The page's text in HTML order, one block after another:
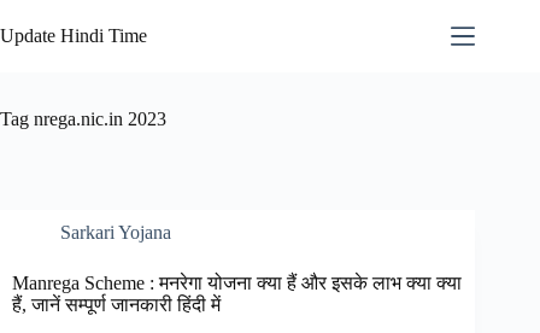
to
content
Update Hindi Time
Tag nrega.nic.in 2023
Sarkari Yojana
Manrega Scheme : मनरेगा योजना क्या हैं और इसके लाभ क्या क्या
हैं, जानें सम्पूर्ण जानकारी हिंदी में